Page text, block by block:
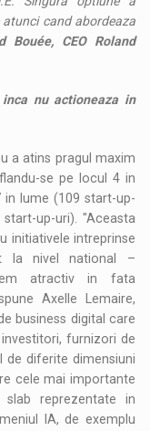
cand abordeaza
Bouée, CEO Roland
nu actioneaza in
a atins pragul maxim
se pe locul 4 in
in lume (109 start-up-
up-uri). "Aceasta
initiativele intreprinse
la nivel national –
atractiv in fata
Axelle Lemaire,
business digital care
furnizori de
de diferite dimensiuni
cele mai importante
reprezentate in
IA, de exemplu